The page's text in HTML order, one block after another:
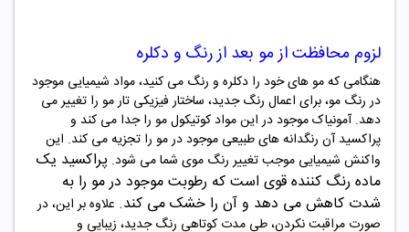
لزوم محافظت از مو بعد از رنگ و دکلره
هنگامی که مو های خود را دکلره و رنگ می کنید، مواد شیمیایی موجود
در رنگ مو، برای اعمال رنگ جدید، ساختار فیزیکی تار مو را تغییر می
دهد. آمونیاک موجود در این مواد کوتیکول مو را جدا می کند و
پراکسید آن رنگدانه های طبیعی موجود در مو را تجزیه می کند. این
واکنش شیمیایی موجب تغییر رنگ موی شما می شود. پراکسید یک
ماده رنگ‌ کننده قوی است که رطوبتموجود در مو را به
شدت کاهش می دهد و آن را خشک می کند. علاوه بر این، در
صورت مراقبت نکردن، طی مدت کوتاهی رنگ جدید، زیبایی و